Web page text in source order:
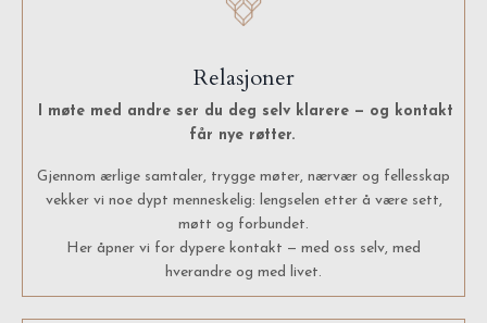
Relasjoner
I møte med andre ser du deg selv klarere — og kontakt
får nye røtter.
Gjennom ærlige samtaler, trygge møter, nærvær og fellesskap
vekker vi noe dypt menneskelig: lengselen etter å være sett,
møtt og forbundet.
Her åpner vi for dypere kontakt — med oss selv, med
hverandre og med livet.